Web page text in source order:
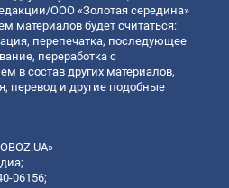
ООО «Золотая середина»
материалов будет считаться:
перепечатка, последующее
переработка с
в состав других материалов,
перевод и другие подобные
06156;